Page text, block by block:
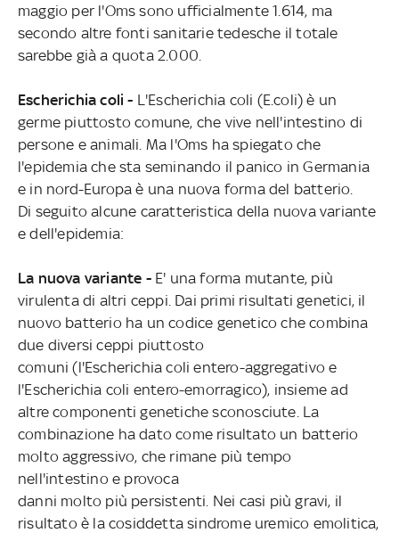
maggio per l'Oms sono ufficialmente 1.614, ma
secondo altre fonti sanitarie tedesche il totale
sarebbe già a quota 2.000.
Escherichia coli - L'Escherichia coli (E.coli) è un
germe piuttosto comune, che vive nell'intestino di
persone e animali. Ma l'Oms ha spiegato che
l'epidemia che sta seminando il panico in Germania
e in nord-Europa è una nuova forma del batterio.
Di seguito alcune caratteristica della nuova variante
e dell'epidemia:
La nuova variante -E' una forma mutante, più
virulenta di altri ceppi. Dai primi risultati genetici, il
nuovo batterio ha un codice genetico che combina
due diversi ceppi piuttosto
comuni (l'Escherichia coli entero-aggregativo e
l'Escherichia coli entero-emorragico), insieme ad
altre componenti genetiche sconosciute. La
combinazione ha dato come risultato un batterio
molto aggressivo, che rimane più tempo
nell'intestino e provoca
danni molto più persistenti. Nei casi più gravi, il
risultato è la cosiddetta sindrome uremico emolitica,